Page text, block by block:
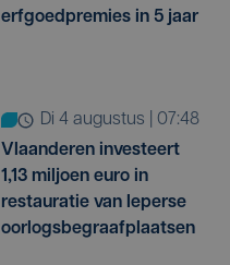
erfgoedpremies in 5 jaar
di 4 augustus | 07:48
Vlaanderen investeert
1,13 miljoen euro in
restauratie van Ieperse
oorlogsbegraafplaatsen